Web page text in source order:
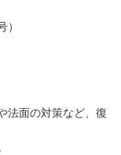
面の対策など、復